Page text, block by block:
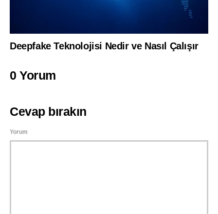
Deepfake Teknolojisi Nedir ve Nasıl Çalışır
0 Yorum
Cevap bırakın
Yorum